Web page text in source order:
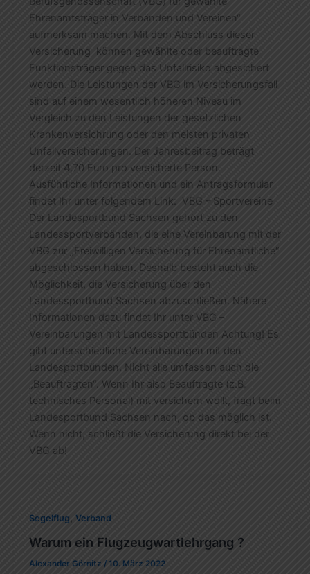
Ehrenamtsträger in Verbänden und Vereinen“
aufmerksam machen. Mit dem Abschluss dieser
Versicherung können gewählte oder beauftragte
Funktionsträger gegen das Unfallrisiko abgesichert
werden. Die Leistungen der VBG im Versicherungsfall
sind auf einem wesentlich höheren Niveau im
Vergleich zu den Leistungen der gesetzlichen
Krankenversichrung oder den meisten privaten
Unfallversicherungen. Der Jahresbeitrag beträgt
derzeit 4,70 Euro pro versicherte Person.
Ausführliche Informationen und ein Antragsformular
findet Ihr unter folgendem Link: VBG – Sportvereine
Der Landesportbund Sachsen gehört zu den
Landessportverbänden, die eine Vereinbarung mit der
VBG zur „Freiwilligen Versicherung für Ehrenamtliche“
abgeschlossen haben. Deshalb besteht auch die
Möglichkeit, die Versicherung über den
Landessportbund Sachsen abzuschließen. Nähere
Informationen dazu findet Ihr unter VBG –
Vereinbarungen mit Landessportbünden Achtung! Es
gibt unterschiedliche Vereinbarungen mit den
Landesportbünden. Nicht alle umfassen auch die
„Beauftragten“. Wenn Ihr also Beauftragte (z.B.
technisches Personal) mit versichern wollt, fragt beim
Landesportbund Sachsen nach, ob das möglich ist.
Wenn nicht, schließt die Versicherung direkt bei der
VBG ab!
Segelflug, Verband
Warum ein Flugzeugwartlehrgang ?
Alexander Görnitz / 10. März 2022